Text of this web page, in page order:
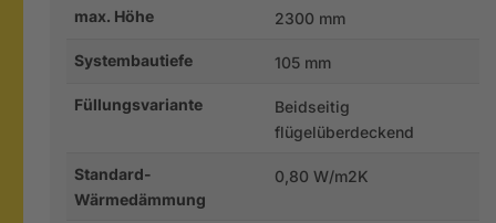
max. Höhe 2300 mm
Systembautiefe 105 mm
Füllungsvariante
Beidseitig
flügelüberdeckend
Standard-
Wärmedämmung
0,80 W/m2K